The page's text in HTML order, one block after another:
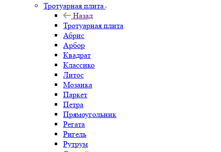
Тротуарная плита
Назад
Тротуарная плита
Абрис
Арбор
Квадрат
Классико
Литос
Мозаика
Паркет
Петра
Прямоугольник
Регата
Ригель
Рутрум